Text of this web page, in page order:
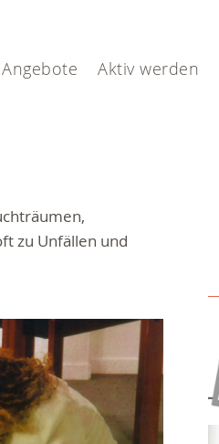
Angebote Aktiv werden
zu Unfällen und